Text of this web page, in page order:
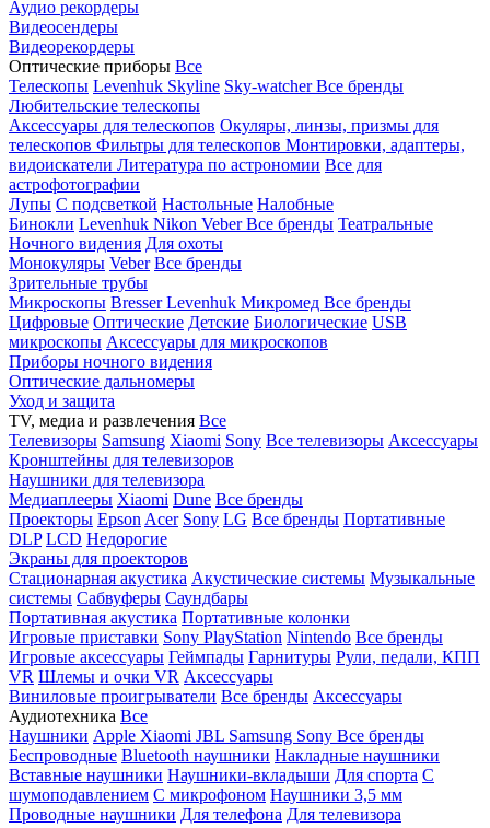
Аудио рекордеры
Видеосендеры
Видеорекордеры
Оптические приборы Все
Телескопы Levenhuk Skyline Sky-watcherВсе бренды
Любительские телескопы
Аксессуары для телескопов Окуляры, линзы, призмы для
телескопов Фильтры для телескопов Монтировки, адаптеры,
видоискатели Литература по астрономии Все для
астрофотографии
Лупы С подсветкой Настольные Налобные
Бинокли Levenhuk Nikon VeberВсе бренды Театральные
Ночного видения Для охоты
Монокуляры Veber Все бренды
Зрительные трубы
Микроскопы BresserLevenhuk Микромед Все бренды
Цифровые Оптические Детские Биологические USB
микроскопы Аксессуары для микроскопов
Приборы ночного видения
Оптические дальномеры
Уход и защита
TV, медиа и развлечения Все
Телевизоры Samsung Xiaomi Sony Все телевизоры Аксессуары
Кронштейны для телевизоров
Наушники для телевизора
Медиаплееры Xiaomi Dune Все бренды
Проекторы Epson Acer Sony LG Все бренды Портативные
DLP LCD Недорогие
Экраны для проекторов
Стационарная акустика Акустические системы Музыкальные
системы Сабвуферы Саундбары
Портативная акустика Портативные колонки
Игровые приставки Sony PlayStation Nintendo Все бренды
Игровые аксессуары Геймпады Гарнитуры Рули, педали, КПП
VR Шлемы и очки VR Аксессуары
Виниловые проигрыватели Все бренды Аксессуары
Аудиотехника Все
Наушники Apple Xiaomi JBL Samsung Sony Все бренды
Беспроводные Bluetooth наушники Накладные наушники
Вставные наушники Наушники-вкладыши Для спорта С
шумоподавлением С микрофоном Наушники 3,5 мм
Проводные наушники Для телефона Для телевизора